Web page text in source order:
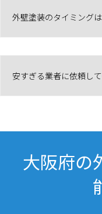
外壁塗装のタイミング
安すぎる業者に依頼し
大阪府の